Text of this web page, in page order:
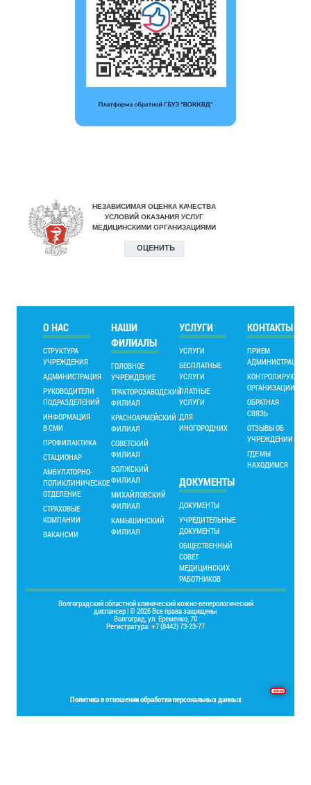
О НАС
СТРУКТУРА
УЧРЕЖДЕНИЯ
АДМИНИСТРАЦИЯ
РУКОВОДИТЕЛИ
ПОДРАЗДЕЛЕНИЙ
ИНФОРМАЦИЯ
В СМИ
ПРОФИЛАКТИКА
СТАЦИОНАР
АМБУЛАТОРНО-
ПОЛИКЛИНИЧЕСКОЕ
ОТДЕЛЕНИЕ
СТРАХОВЫЕ
КОМПАНИИ
ВАКАНСИИ
НАШИ
ФИЛИАЛЫ
ГОЛОВНОЕ
УЧРЕЖДЕНИЕ
ТРАКТОРОЗАВОДСКИЙ
ФИЛИАЛ
КРАСНОАРМЕЙСКИЙ
ФИЛИАЛ
СОВЕТСКИЙ
ФИЛИАЛ
ВОЛЖСКИЙ
ФИЛИАЛ
МИХАЙЛОВСКИЙ
ФИЛИАЛ
КАМЫШИНСКИЙ
ФИЛИАЛ
УСЛУГИ
УСЛУГИ
БЕСПЛАТНЫЕ
УСЛУГИ
ПЛАТНЫЕ
УСЛУГИ
ДЛЯ
ИНОГОРОДНИХ
КОНТАКТЫ
ПРИЕМ
АДМИНИСТРАЦИИ
КОНТРОЛИРУЮЩИЕ
ОРГАНИЗАЦИИ
ОБРАТНАЯ
СВЯЗЬ
ОТЗЫВЫ ОБ
УЧРЕЖДЕНИИ
ГДЕ МЫ
НАХОДИМСЯ
ДОКУМЕНТЫ
ДОКУМЕНТЫ
УЧРЕДИТЕЛЬНЫЕ
ДОКУМЕНТЫ
ОБЩЕСТВЕННЫЙ
СОВЕТ
МЕДИЦИНСКИХ
РАБОТНИКОВ
Волгоградский областной клинический кожно-венерологический
диспансер | © 2026 Все права защищены
Волгоград, ул. Еременко, 70
Регистратура: +7 (8442) 73-23-77
Политика в отношении обработки персональных данных